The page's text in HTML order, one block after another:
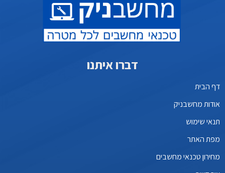
דברו איתנו
דף הבית
אודות מחשבניק
תנאי שימוש
מפת האתר
מחירון טכנאי מחשבים